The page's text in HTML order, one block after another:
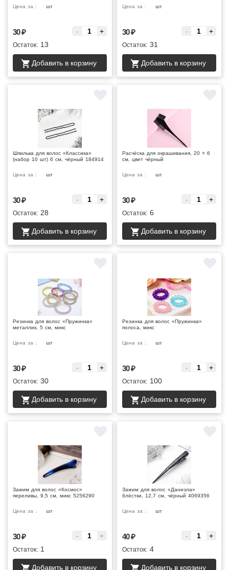
Цена за : шт
30₽ - +
Остаток: 13
Добавить в корзину
Цена за : шт
30₽ - +
Остаток: 31
Добавить в корзину
Шпилька для волос «Классика»
(набор 10 шт) 6 см, чёрный 184914
Цена за : шт
30₽ - +
Остаток: 28
Добавить в корзину
Расчёска для окрашивания, 20 × 6
см, цвет чёрный
Цена за : шт
30₽ - +
Остаток: 6
Добавить в корзину
Резинка для волос «Пружинка»
металлик, 5 см, микс
Цена за : шт
30₽ - +
Остаток: 30
Добавить в корзину
Резинка для волос «Пружинка»
полоса, микс
Цена за : шт
30₽ - +
Остаток: 100
Добавить в корзину
Зажим для волос «Космос»
переливы, 9,5 см, микс 5256290
Цена за : шт
30₽ - +
Остаток: 1
Добавить в корзину
Зажим для волос «Даниэла»
блёстки, 12,7 см, чёрный 4069356
Цена за : шт
40₽ - +
Остаток: 4
Добавить в корзину